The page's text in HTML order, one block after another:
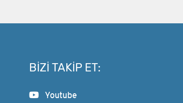
BIZI TAKIP ET:
Youtube